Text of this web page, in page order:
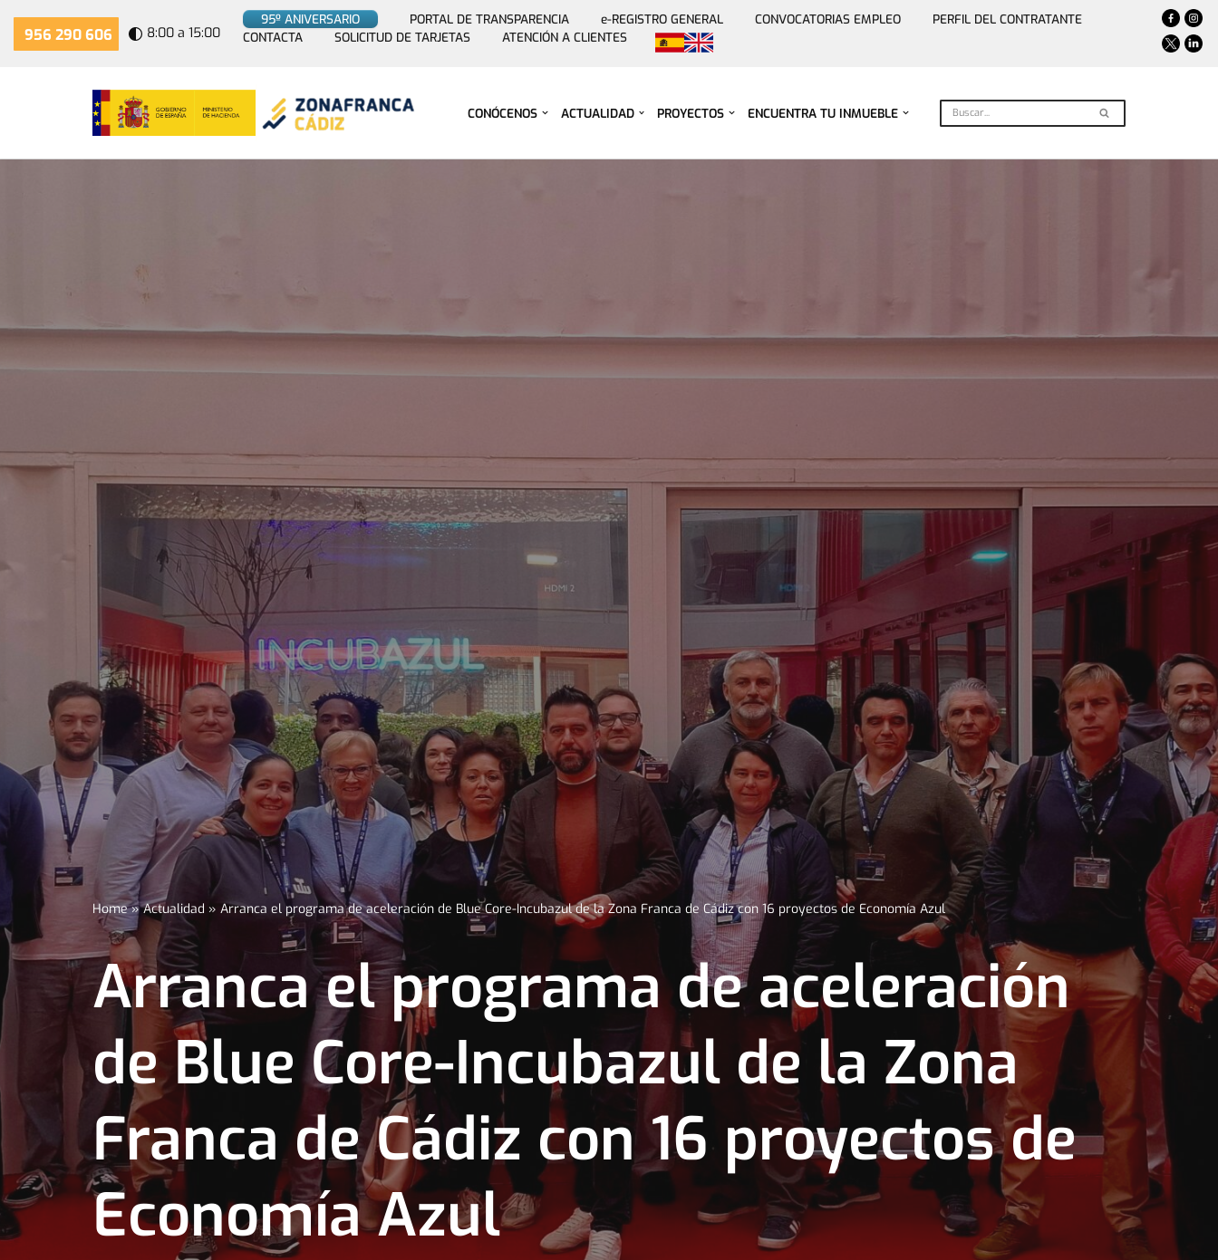
Saltar
956 290 606 8:00 a 15:00
95º ANIVERSARIO PORTAL DE TRANSPARENCIA e-REGISTRO GENERAL CONVOCATORIAS EMPLEO
PERFIL DEL CONTRATANTE
CONTACTA
SOLICITUD DE TARJETAS ATENCIÓN A CLIENTES
CONÓCENOS ACTUALIDAD PROYECTOS ENCUENTRA TU INMUEBLE
Home»Actualidad » Arranca el programa de aceleración de Blue Core-Incubazul de la Zona Franca de Cádiz con 16 proyectos de Economía Azul
Arranca el programa de aceleración
de Blue Core-Incubazul de la Zona
Franca de Cádiz con 16 proyectos de
Economía Azul